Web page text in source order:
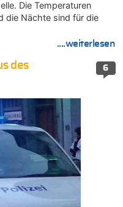
Die Temperaturen
die Nächte sind für die
....weiterlesen
6
des